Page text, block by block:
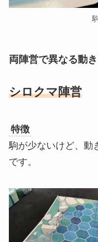
両陣営で異なる動き
シロクマ陣営
特徴
駒が少ないけど、動
です。